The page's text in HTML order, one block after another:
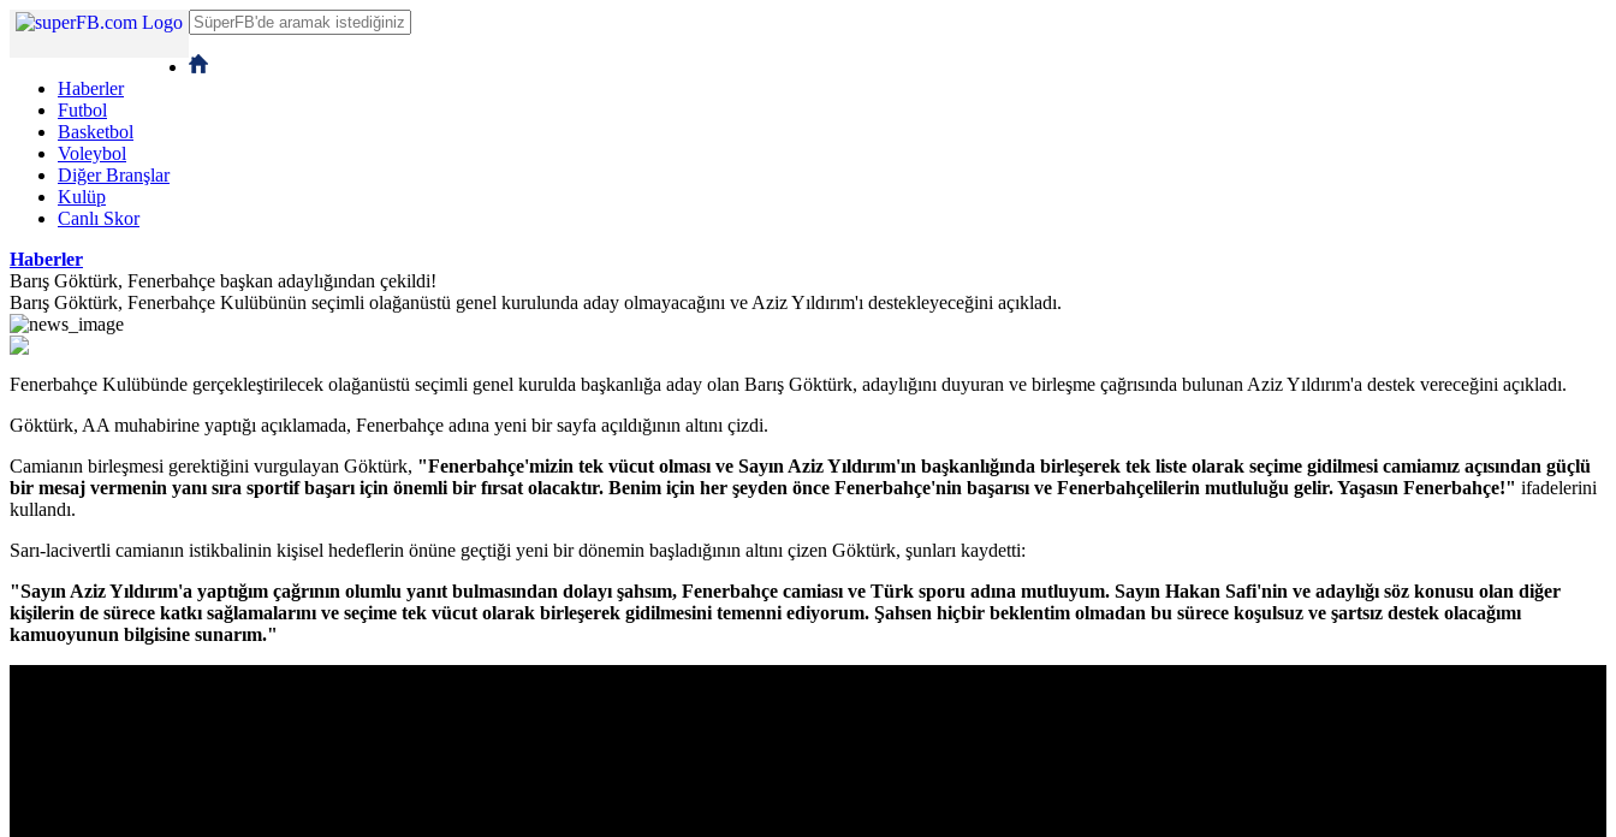
Haberler
Futbol
Basketbol
Voleybol
Diğer Branşlar
Kulüp
Canlı Skor
Haberler
Barış Göktürk, Fenerbahçe başkan adaylığından çekildi!
Barış Göktürk, Fenerbahçe Kulübünün seçimli olağanüstü genel kurulunda aday olmayacağını ve Aziz Yıldırım'ı destekleyeceğini açıkladı.
Fenerbahçe Kulübünde gerçekleştirilecek olağanüstü seçimli genel kurulda başkanlığa aday olan Barış Göktürk, adaylığını duyuran ve birleşme çağrısında bulunan Aziz Yıldırım'a destek vereceğini açıkladı.
Göktürk, AA muhabirine yaptığı açıklamada, Fenerbahçe adına yeni bir sayfa açıldığının altını çizdi.
Camianın birleşmesi gerektiğini vurgulayan Göktürk, "Fenerbahçe'mizin tek vücut olması ve Sayın Aziz Yıldırım'ın başkanlığında birleşerek tek liste olarak seçime gidilmesi camiamız açısından güçlü
bir mesaj vermenin yanı sıra sportif başarı için önemli bir fırsat olacaktır. Benim için her şeyden önce Fenerbahçe'nin başarısı ve Fenerbahçelilerin mutluluğu gelir. Yaşasın Fenerbahçe!" ifadelerini
kullandı.
Sarı-lacivertli camianın istikbalinin kişisel hedeflerin önüne geçtiği yeni bir dönemin başladığının altını çizen Göktürk, şunları kaydetti:
"Sayın Aziz Yıldırım'a yaptığım çağrının olumlu yanıt bulmasından dolayı şahsım, Fenerbahçe camiası ve Türk sporu adına mutluyum. Sayın Hakan Safi'nin ve adaylığı söz konusu olan diğer
kişilerin de sürece katkı sağlamalarını ve seçime tek vücut olarak birleşerek gidilmesini temenni ediyorum. Şahsen hiçbir beklentim olmadan bu sürece koşulsuz ve şartsız destek olacağımı
kamuoyunun bilgisine sunarım."